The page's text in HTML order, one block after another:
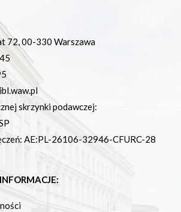
72, 00-330 Warszawa
skrzynki podawczej:
AE:PL-26106-32946-CFURC-28